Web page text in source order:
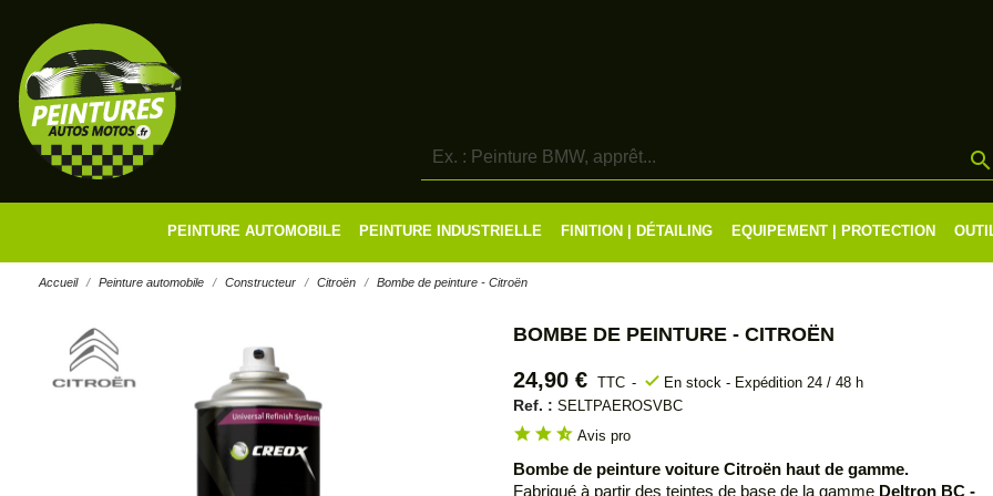

PEINTURE AUTOMOBILE PEINTURE INDUSTRIELLE FINITION | DÉTAILING EQUIPEMENT | PROTECTION
Accueil Peinture automobile Constructeur Citroën Bombe de peinture - Citroën
BOMBE DE PEINTURE - CITROËN
24,90 € TTC check En stock - Expédition 24 / 48 h
Ref. : SELTPAEROSVBC
star star star_half Avis pro
Bombe de peinture voiture Citroën haut de gamme.
Fabriqué à partir des teintes de base de la gammeDeltron BC -